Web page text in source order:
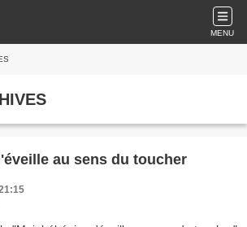
MENU
au sens du toucher